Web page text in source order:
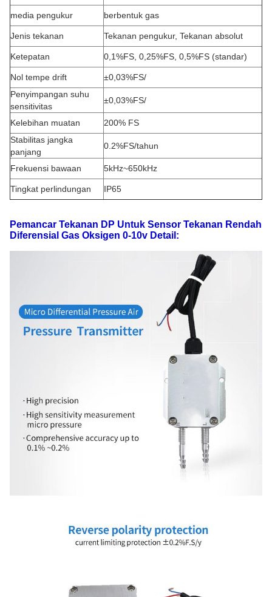
media pengukur berbentuk gas
Jenis tekanan Tekanan pengukur, Tekanan absolut
Ketepatan 0,1%FS, 0,25%FS, 0,5%FS (standar)
Nol tempe drift
±0,03%FS/
Penyimpangan suhu
sensitivitas
±0,03%FS/
Kelebihan muatan
200% FS
Stabilitas jangka
panjang
0.2%FS/tahun
Frekuensi bawaan 5kHz~650kHz
Tingkat perlindungan IP65
Pemancar Tekanan DP Untuk Sensor Tekanan Rendah
Diferensial Gas Oksigen 0-10v Detail: